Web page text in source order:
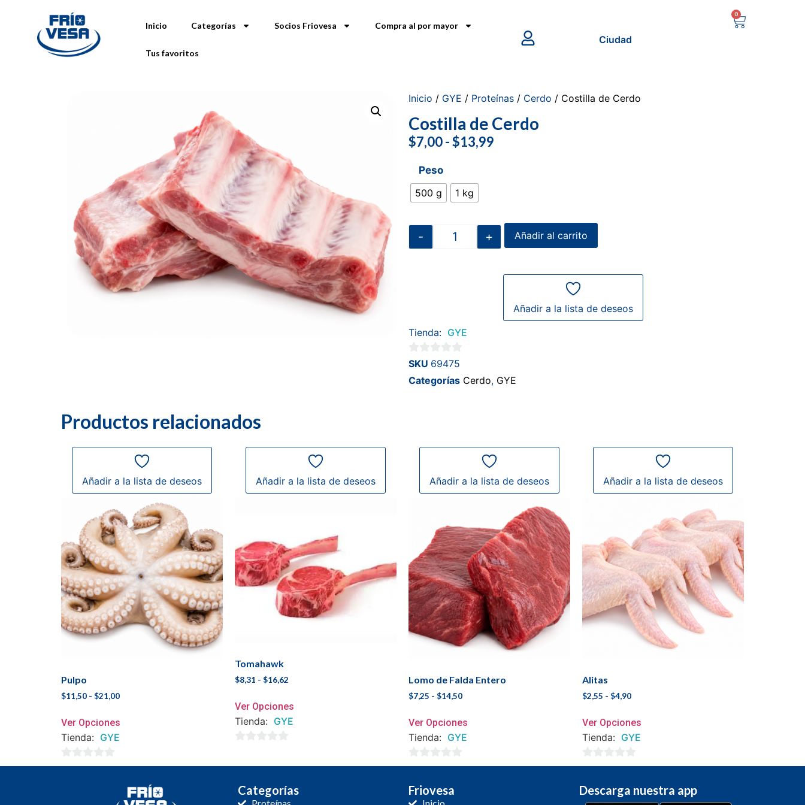
Inicio Categorías Socios Friovesa Compra al por mayor
Tus favoritos
Ciudad
0
Inicio / GYE / Proteínas / Cerdo / Costilla de Cerdo
Costilla de Cerdo
$7,00-$13,99
Peso
500 g
1 kg
- + Añadir al carrito
Añadir a la lista de deseos
Tienda: GYE
0
de
SKU 69475
Categorías Cerdo, GYE
Productos relacionados
Añadir a la lista de deseos
Pulpo
$11,50 - $21,00
Ver Opciones
Tienda: GYE
0
Añadir a la lista de deseos
Tomahawk
$8,31 - $16,62
Ver Opciones
Tienda: GYE
de
Añadir a la lista de deseos
Lomo de Falda Entero
$7,25 - $14,50
Ver Opciones
Tienda: GYE
0
5
Añadir a la lista de deseos
Alitas
$2,55 - $4,90
Ver Opciones
Tienda: GYE
0
5
Categorías Friovesa Descarga nuestra app